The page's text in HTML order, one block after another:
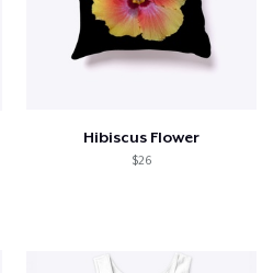
Hibiscus Flower
$26